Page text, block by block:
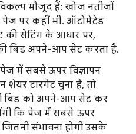
मौजूद हैं: खोज नतीजों
पर कहीं भी. ऑटोमेटेड
की सेटिंग के आधार पर,
बिड अपने-आप सेट करता है.
में सबसे ऊपर विज्ञापन
शेयर टारगेट चुना है, तो
बिड को अपने-आप सेट कर
कि पेज में सबसे ऊपर
संभावना होगी उसके